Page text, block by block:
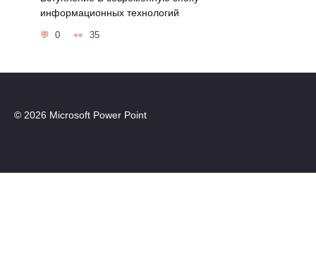
информационных технологий
0 35
© 2026 Microsoft Power Point